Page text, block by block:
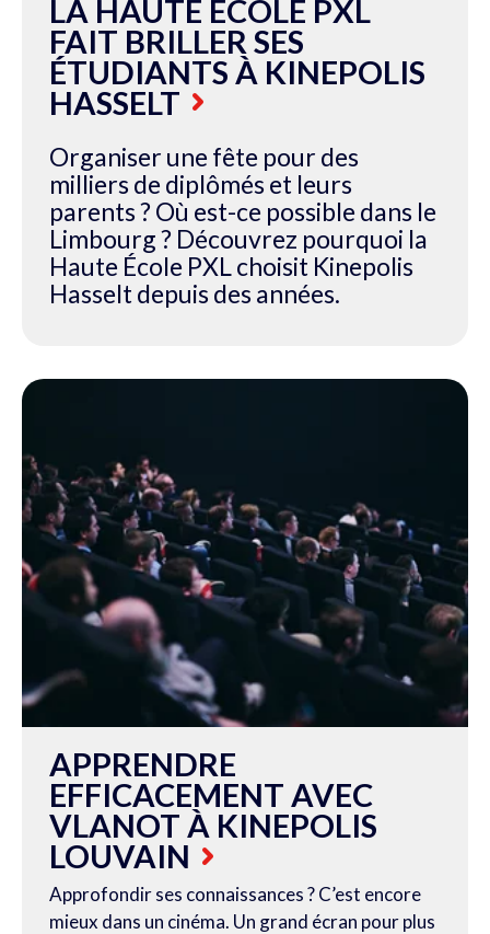
LA HAUTE ÉCOLE PXL
FAIT BRILLER SES
ÉTUDIANTS À KINEPOLIS
HASSELT
Organiser une fête pour des
milliers de diplômés et leurs
parents ? Où est-ce possible dans le
Limbourg ? Découvrez pourquoi la
Haute École PXL choisit Kinepolis
Hasselt depuis des années.
APPRENDRE
EFFICACEMENT AVEC
VLANOT À KINEPOLIS
LOUVAIN
Approfondir ses connaissances ? C’est encore
mieux dans un cinéma. Un grand écran pour plus